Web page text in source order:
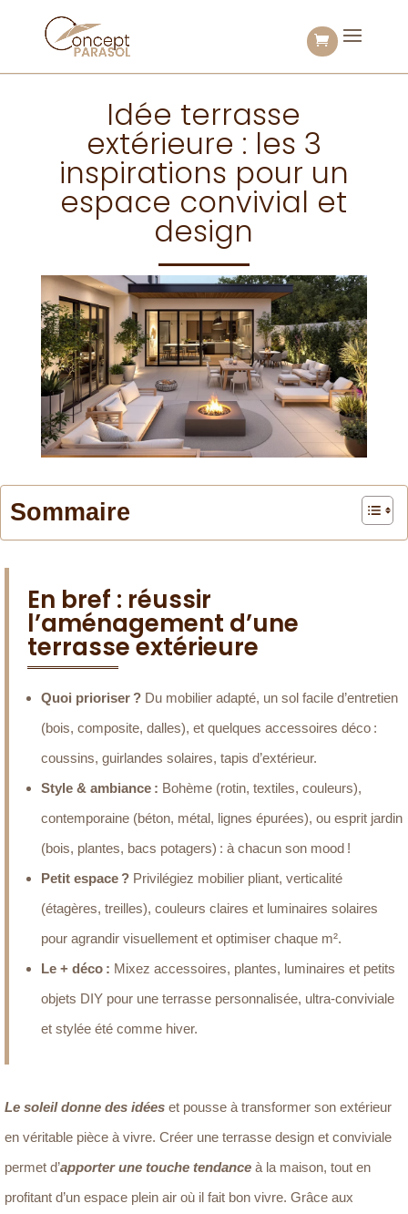
Idée terrasse
extérieure : les 3
inspirations pour un
espace convivial et
design
Sommaire
En bref : réussir
l’aménagement d’une
terrasse extérieure
Quoi prioriser ? Du mobilier adapté, un sol facile d’entretien
(bois, composite, dalles), et quelques accessoires déco :
coussins, guirlandes solaires, tapis d’extérieur.
Style & ambiance : Bohème (rotin, textiles, couleurs),
contemporaine (béton, métal, lignes épurées), ou esprit jardin
(bois, plantes, bacs potagers) : à chacun son mood !
Petit espace ? Privilégiez mobilier pliant, verticalité
(étagères, treilles), couleurs claires et luminaires solaires
pour agrandir visuellement et optimiser chaque m².
Le + déco : Mixez accessoires, plantes, luminaires et petits
objets DIY pour une terrasse personnalisée, ultra-conviviale
et stylée été comme hiver.
Le soleil donne des idées et pousse à transformer son extérieur
en véritable pièce à vivre. Créer une terrasse design et conviviale
permet d’apporter une touche tendance à la maison, tout en
profitant d’un espace plein air où il fait bon vivre. Grâce aux